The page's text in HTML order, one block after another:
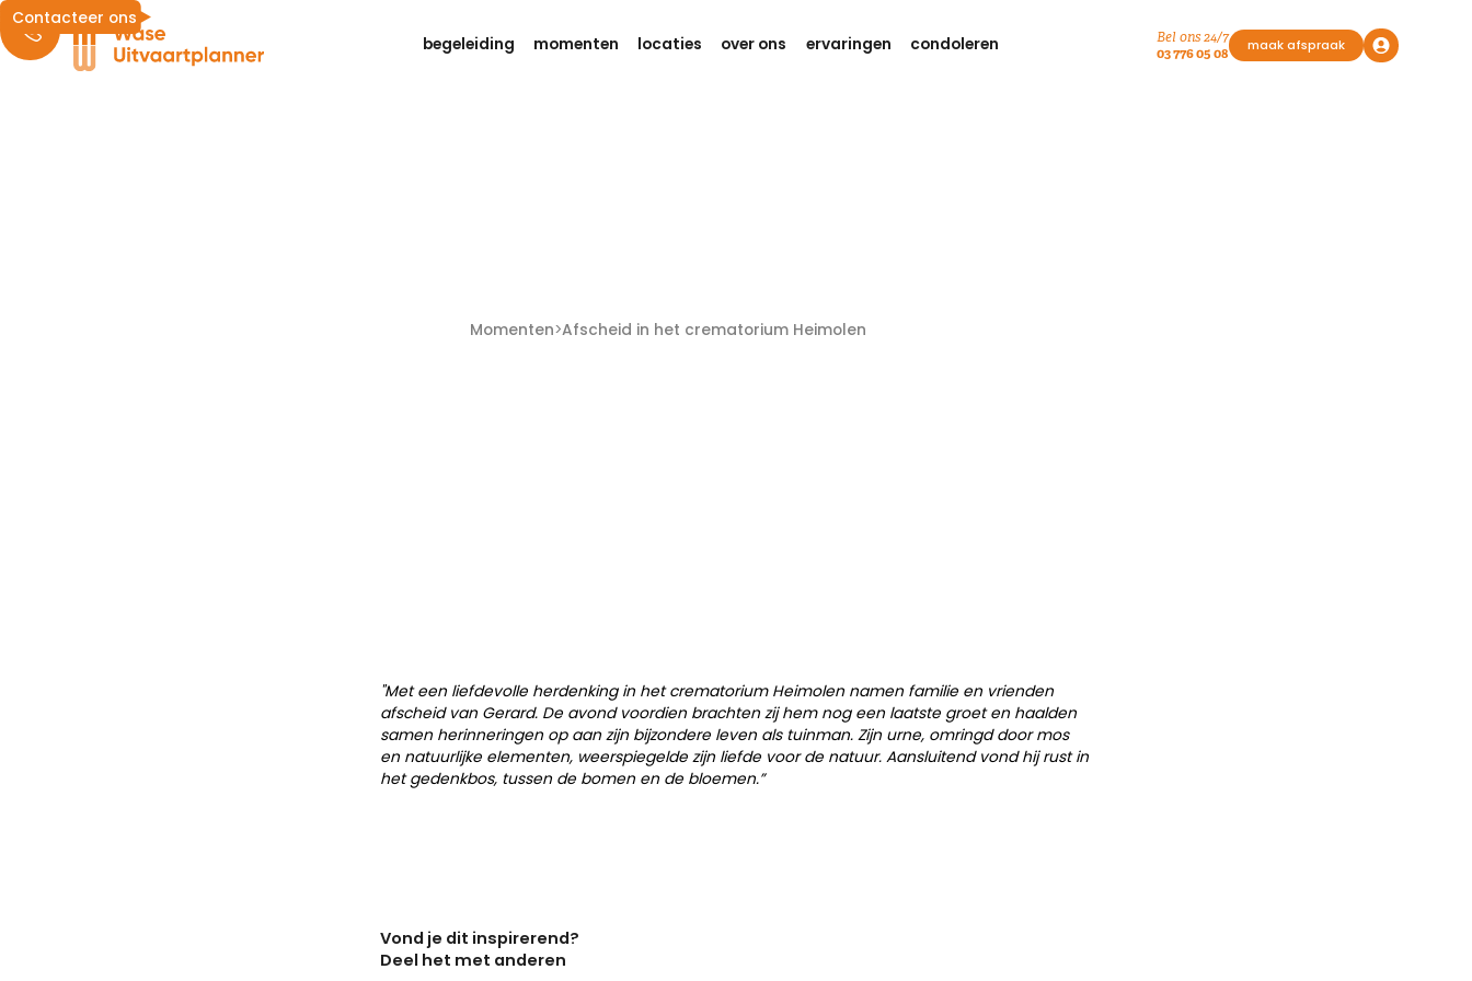
begeleiding momenten locaties over ons ervaringen condoleren
Bel ons 24/7
03 776 05 08
maak afspraak
Contacteer ons
Momenten>Afscheid in het crematorium Heimolen
"Met een liefdevolle herdenking in het crematorium Heimolen namen familie en vrienden
afscheid van Gerard. De avond voordien brachten zij hem nog een laatste groet en haalden
samen herinneringen op aan zijn bijzondere leven als tuinman. Zijn urne, omringd door mos
en natuurlijke elementen, weerspiegelde zijn liefde voor de natuur. Aansluitend vond hij rust in
het gedenkbos, tussen de bomen en de bloemen.”
Vond je dit inspirerend?
Deel het met anderen